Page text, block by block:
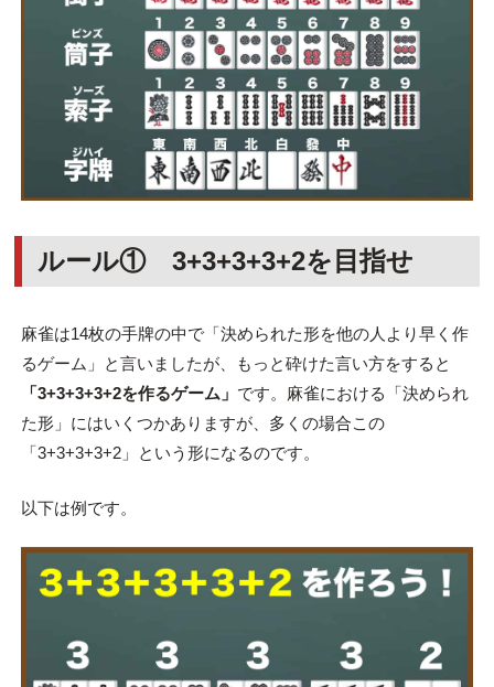
ルール① 3+3+3+3+2を目指せ
麻雀は14枚の手牌の中で「決められた形を他の人より早く作
るゲーム」と言いましたが、もっと砕けた言い方をすると
「3+3+3+3+2を作るゲーム」 です。麻雀における「決められ
た形」にはいくつかありますが、多くの場合この
「3+3+3+3+2」という形になるのです。
以下は例です。